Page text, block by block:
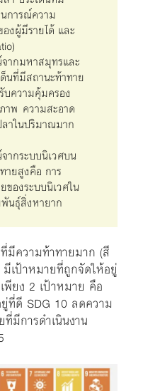
การณ์ความ
งผู้มีรายได้ และ
จากมหาสมุทรและ
นที่มีสถานะท้าทาย
บความคุ้มครอง
าพ ความสะอาด
าในปริมาณมาก
ากระบบนิเวศบน
ายสูงคือ การ
องระบบนิเวศใน
นธุ์สิ่งหายาก
มีความท้าทายมาก (สี
เป้าหมายที่ถูกจัดให้อยู่
พียง 2 เป้าหมาย คือ
ที่ดี SDG 10 ลดความ
มีการดำเนินงาน